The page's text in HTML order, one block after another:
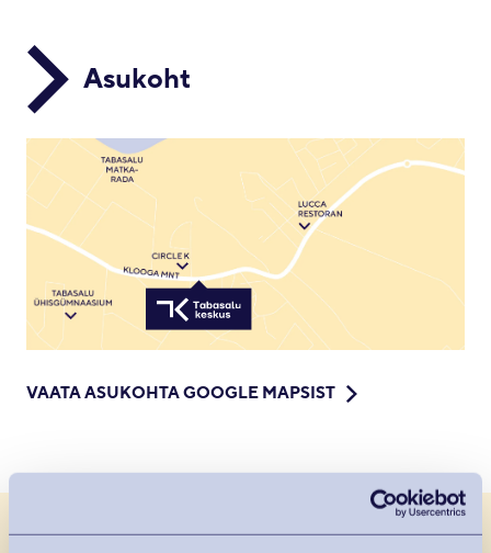
Asukoht
VAATA ASUKOHTA GOOGLE MAPSIST